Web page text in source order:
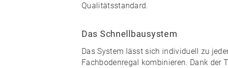
Qualitätsstandard.
Das Schnellbausystem
Das System lässt sich individuell zu
Fachbodenregal kombinieren. Dank der